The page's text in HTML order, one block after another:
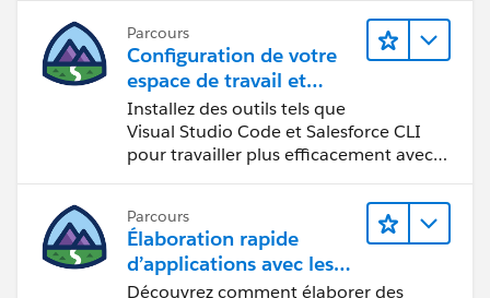
Parcours
Configuration de votre
espace de travail et
installation d’outils de
développement
Installez des outils tels que
Visual Studio Code et Salesforce CLI
pour travailler plus efficacement avec
Parcours
Élaboration rapide
d’applications avec les
services Salesforce
Découvrez comment élaborer des